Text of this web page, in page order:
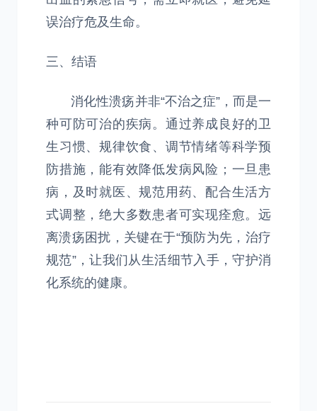
误治疗危及生命。
三、结语
消化性溃疡并非“不治之症”，而是一
种可防可治的疾病。通过养成良好的卫
生习惯、规律饮食、调节情绪等科学预
防措施，能有效降低发病风险；一旦患
病，及时就医、规范用药、配合生活方
式调整，绝大多数患者可实现痊愈。远
离溃疡困扰，关键在于“预防为先，治疗
规范”，让我们从生活细节入手，守护消
化系统的健康。